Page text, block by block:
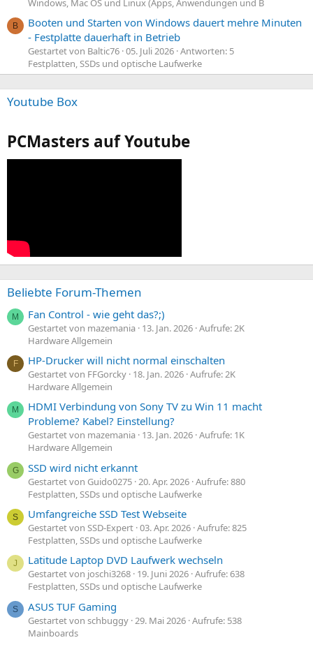
B
Booten und Starten von Windows dauert mehre Minuten
- Festplatte dauerhaft in Betrieb
Gestartet von Baltic76 05. Juli 2026 Antworten: 5
Festplatten, SSDs und optische Laufwerke
Youtube Box
PCMasters auf Youtube
Beliebte Forum-Themen
M Fan Control - wie geht das?;)
Gestartet von mazemania 13. Jan. 2026 Aufrufe: 2K
Hardware Allgemein
F HP-Drucker will nicht normal einschalten
Gestartet von FFGorcky 18. Jan. 2026 Aufrufe: 2K
Hardware Allgemein
M
HDMI Verbindung von Sony TV zu Win 11 macht
Probleme? Kabel? Einstellung?
Gestartet von mazemania 13. Jan. 2026 Aufrufe: 1K
Hardware Allgemein
G SSD wird nicht erkannt
Gestartet von Guido0275 20. Apr. 2026 Aufrufe: 880
Festplatten, SSDs und optische Laufwerke
S Umfangreiche SSD Test Webseite
Gestartet von SSD-Expert 03. Apr. 2026 Aufrufe: 825
Festplatten, SSDs und optische Laufwerke
J Latitude Laptop DVD Laufwerk wechseln
Gestartet von joschi3268 19. Juni 2026 Aufrufe: 638
Festplatten, SSDs und optische Laufwerke
S ASUS TUF Gaming
Gestartet von schbuggy 29. Mai 2026 Aufrufe: 538
Mainboards